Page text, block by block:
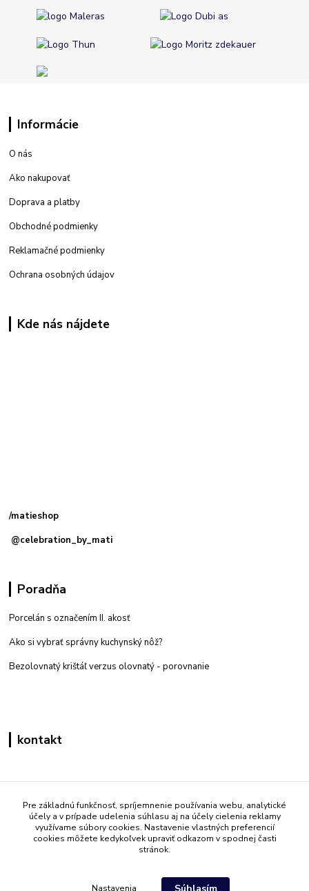
Informácie
O nás
Ako nakupovať
Doprava a platby
Obchodné podmienky
Reklamačné podmienky
Ochrana osobných údajov
Kde nás nájdete
/matieshop
@celebration_by_mati
Poradňa
Porcelán s označením II. akosť
Ako si vybrať správny kuchynský nôž?
Bezolovnatý krištáľ verzus olovnatý - porovnanie
kontakt
+421 908 861 051
(Po - Pia 7:30-15:30)
info@mati.sk
Pre základnú funkčnosť, spríjemnenie používania webu, analytické
účely a v prípade udelenia súhlasu aj na účely cielenia reklamy
využívame súbory cookies. Nastavenie vlastných preferencií
cookies môžete kedykoľvek upraviť odkazom v spodnej časti
stránok.
Nastavenia